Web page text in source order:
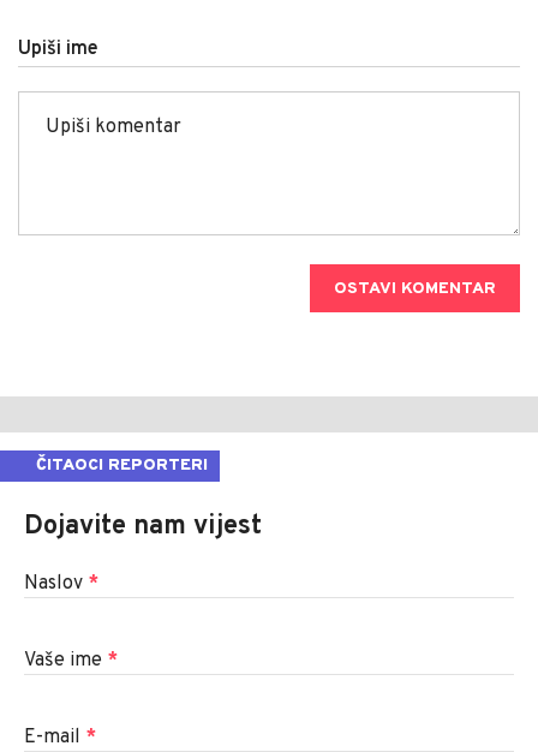
Upiši ime
OSTAVI KOMENTAR
ČITAOCI REPORTERI
Dojavite nam vijest
Naslov *
Vaše ime *
E-mail *